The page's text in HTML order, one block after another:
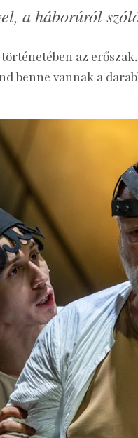
a háborúról
az
benne vannak a